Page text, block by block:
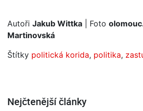
Autoři Jakub Wittka | Foto
Martinovská
Štítky politická korida, politika,
Nejčtenější články